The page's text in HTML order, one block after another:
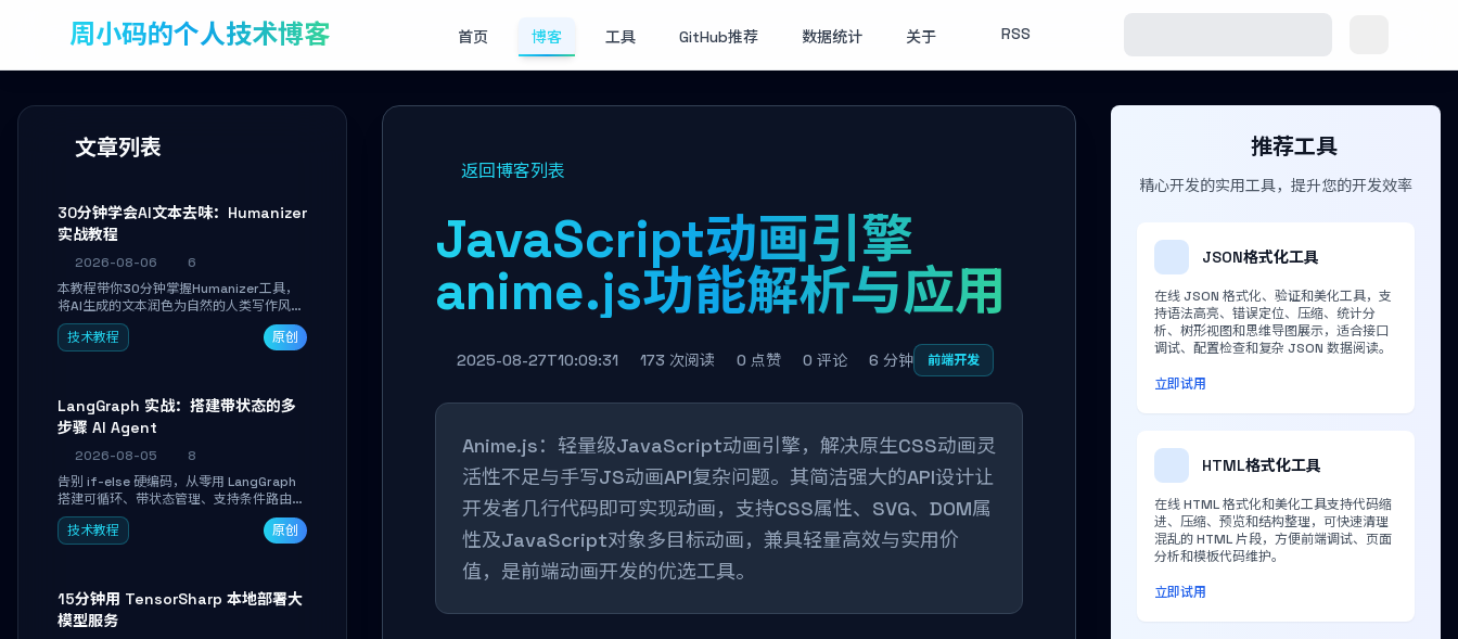
周小码的个人技术博客 首页 博客 工具 GitHub推荐 数据统计 关于 RSS
文章列表
30分钟学会AI文本去味：Humanizer
实战教程
2026-08-06
6
本教程带你30分钟掌握Humanizer工具，
将AI生成的文本润色为自然的人类写作风
格。通过安装配置、实战示例和语音校准，
让你的内容告别AI痕迹，匹配个人写作习
技术教程 原创
LangGraph 实战：搭建带状态的多
步骤 AI Agent
2026-08-05
8
告别 if-else 硬编码，从零用 LangGraph
搭建可循环、带状态管理、支持条件路由的
多步骤 AI 代理。学完能独立编写包含自动
决策、工具调用和持久化状态的复杂工作
技术教程 原创
15分钟用 TensorSharp 本地部署大
模型服务
返回博客列表
JavaScript动画引擎
anime.js功能解析与应用
2025-08-27T10:09:31 173 次阅读 0 点赞 0 评论 6 分钟 前端开发
Anime.js：轻量级JavaScript动画引擎，解决原生CSS动画灵
活性不足与手写JS动画API复杂问题。其简洁强大的API设计让
开发者几行代码即可实现动画，支持CSS属性、SVG、DOM属
性及JavaScript对象多目标动画，兼具轻量高效与实用价
值，是前端动画开发的优选工具。
推荐工具
精心开发的实用工具，提升您的开发效率
JSON格式化工具
在线 JSON 格式化、验证和美化工具，支
持语法高亮、错误定位、压缩、统计分
析、树形视图和思维导图展示，适合接口
调试、配置检查和复杂 JSON 数据阅读。
立即试用
HTML格式化工具
在线 HTML 格式化和美化工具支持代码缩
进、压缩、预览和结构整理，可快速清理
混乱的 HTML 片段，方便前端调试、页面
分析和模板代码维护。
立即试用